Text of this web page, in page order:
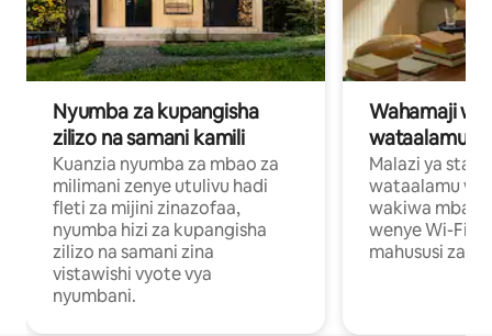
Nyumba za kupangisha
zilizo na samani kamili
Kuanzia nyumba za mbao za
milimani zenye utulivu hadi
fleti za mijini zinazofaa,
nyumba hizi za kupangisha
zilizo na samani zina
vistawishi vyote vya
nyumbani.
Wahamaji
wataalamu
Malazi ya
wataalamu
wakiwa mbali
wenye Wi-Fi
mahususi za